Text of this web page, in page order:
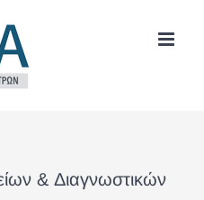
& Διαγνωστικών